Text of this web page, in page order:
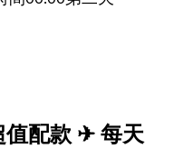
值配款 ✈ 每天